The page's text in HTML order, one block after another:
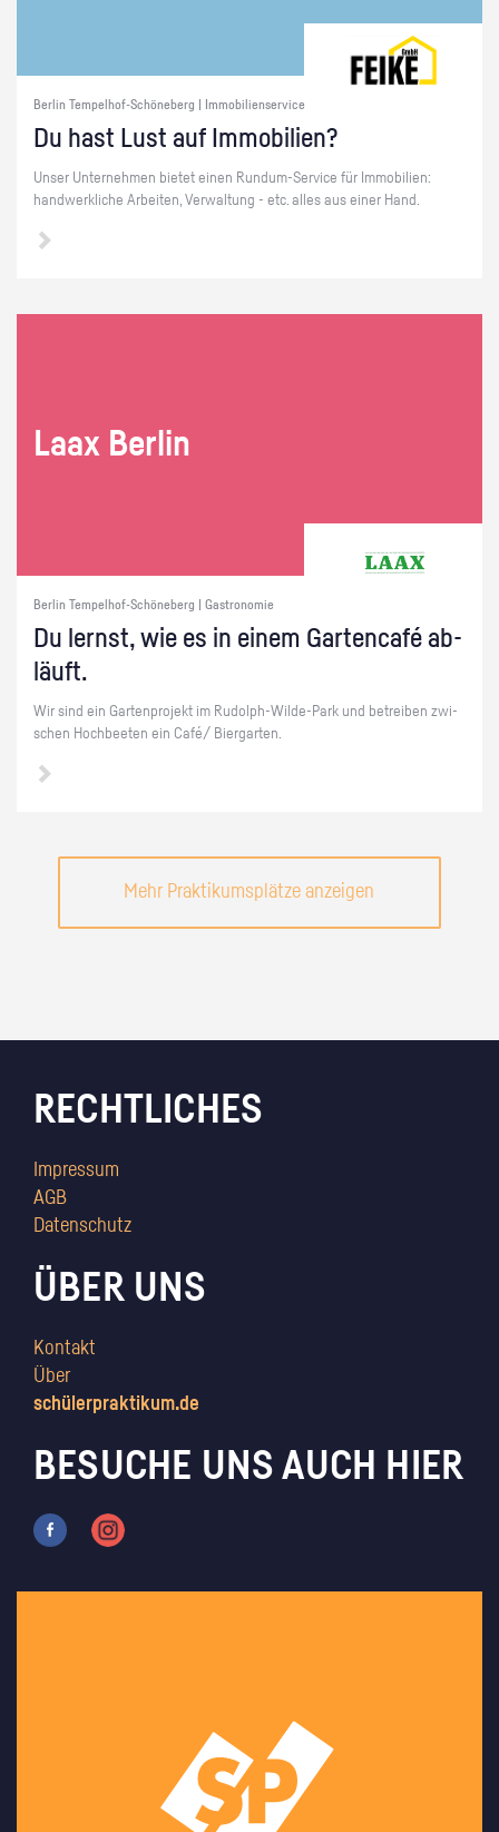
Berlin Tempelhof-Schöneberg | Immobilienservice
Du hast Lust auf Im­mo­bi­li­en?
Unser Un­ter­neh­men bie­tet einen Rund­um-Ser­vice für Im­mo­bi­li­en:
hand­werk­li­che Ar­bei­ten, Ver­wal­tung - etc. alles aus einer Hand.
Laax Ber­lin
Berlin Tempelhof-Schöneberg | Gastronomie
Du lernst, wie es in einem Gar­ten­café ab­
läuft.
Wir sind ein Gar­ten­pro­jekt im Ru­dolph-Wil­de-Park und be­trei­ben zwi­
schen Hoch­bee­ten ein Café/ Bier­gar­ten.
Mehr Praktikumsplätze anzeigen
RECHTLICHES
Impressum
AGB
Datenschutz
ÜBER UNS
Kontakt
Über
schülerpraktikum.de
BESUCHE UNS AUCH HIER